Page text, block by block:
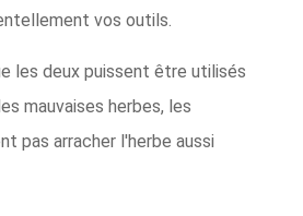
vos outils.
les deux puissent être utilisés
mauvaises herbes, les
pas arracher l'herbe aussi